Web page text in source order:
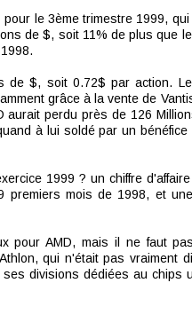
le 3ème trimestre 1999,
de $, soit 11% de plus que
de $, soit 0.72$ par action.
grâce à la vente de
aurait perdu près de 126
à lui soldé par un
1999 ? un chiffre
premiers mois de 1998, et
pour AMD, mais il ne faut
qui n'était pas vraiment
divisions dédiées au chips